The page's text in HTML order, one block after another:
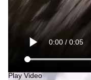
Play Video